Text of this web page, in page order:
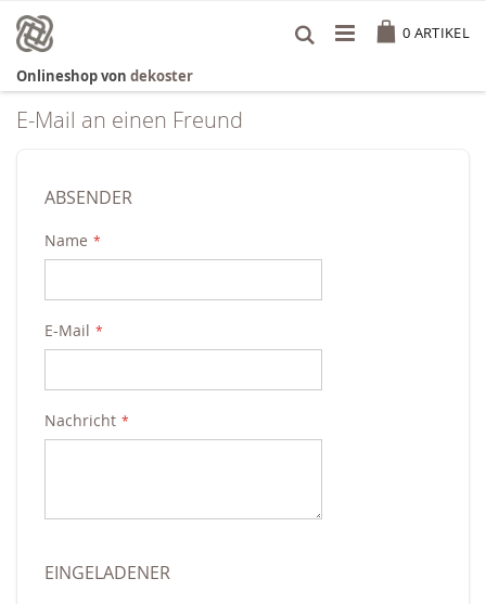
Inhalt
springen
0 ARTIKEL
Onlineshop von dekoster
E-Mail an einen Freund
ABSENDER
Name
E-Mail
Nachricht
EINGELADENER